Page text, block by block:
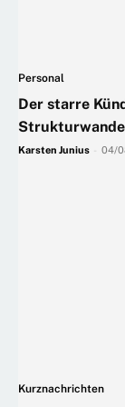
Personal
Der starre
Karsten Junius 04/
Kurznachrichten